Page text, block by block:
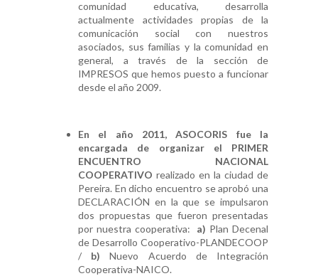
comunidad educativa, desarrolla
actualmente actividades propias de la
comunicación social con nuestros
asociados, sus familias y la comunidad en
general, a través de la sección de
IMPRESOS que hemos puesto a funcionar
desde el año 2009.
En el año 2011, ASOCORIS fue la
encargada de organizar el PRIMER
ENCUENTRO NACIONAL
COOPERATIVO realizado en la ciudad de
Pereira. En dicho encuentro se aprobó una
DECLARACIÓN en la que se impulsaron
dos propuestas que fueron presentadas
por nuestra cooperativa: a) Plan Decenal
de Desarrollo Cooperativo-PLANDECOOP
/ b)Nuevo Acuerdo de Integración
Cooperativa-NAICO.